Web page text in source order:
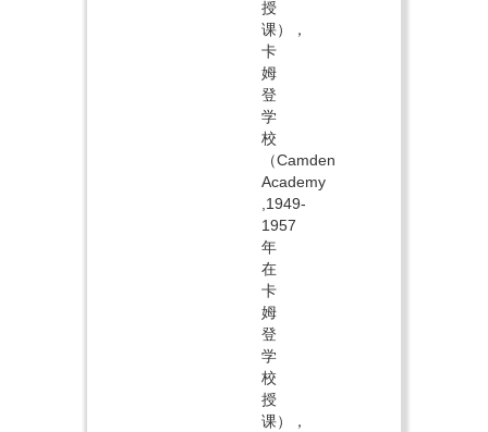
授
课），
卡
姆
登
学
校
（Camden
Academy
,1949-
1957
年
在
卡
姆
登
学
校
授
课），